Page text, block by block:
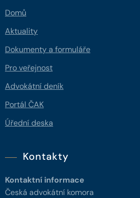
Domů
Aktuality
Dokumenty a formuláře
Pro veřejnost
Advokátní deník
Portál ČAK
Úřední deska
Kontakty
Kontaktní informace
Česká advokátní komora